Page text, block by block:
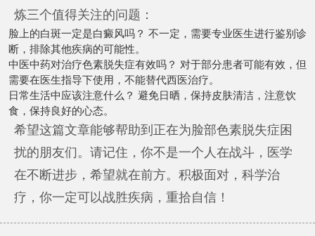
炼三个值得关注的问题：
脸上的白斑一定是白癜风吗？ 不一定，需要专业医生进行鉴别诊
断，排除其他疾病的可能性。
中医中药对治疗色素脱失症有效吗？ 对于部分患者可能有效，但
需要在医生指导下使用，不能替代西医治疗。
日常生活中应该注意什么？ 避免日晒，保持皮肤清洁，注意饮
食，保持良好的心态。
希望这篇文章能够帮助到正在为脸部色素脱失症困
扰的朋友们。请记住，你不是一个人在战斗，医学
在不断进步，希望就在前方。积极面对，科学治
疗，你一定可以战胜疾病，重拾自信！